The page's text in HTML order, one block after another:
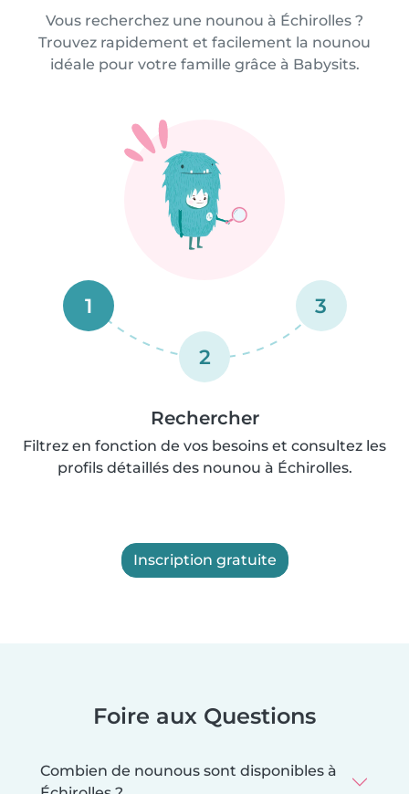
Vous recherchez une nounou à Échirolles ?
Trouvez rapidement et facilement la nounou
idéale pour votre famille grâce à Babysits.
1
2
3
Rechercher
Filtrez en fonction de vos besoins et consultez les
profils détaillés des nounou à Échirolles.
Inscription gratuite
Foire aux Questions
Combien de nounous sont disponibles à